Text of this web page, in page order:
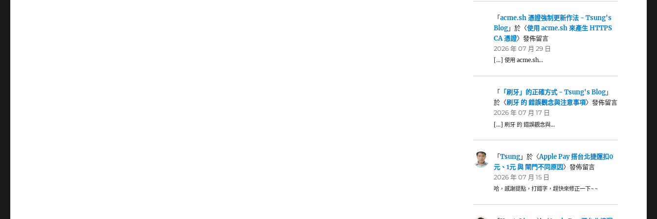
「acme.sh 憑證強制更新作法 - Tsung's
Blog」於〈使用 acme.sh 來產生 HTTPS
CA 憑證〉發佈留言
2026 年 07 月 29 日
[…] 使用 acme.sh…
「 「刷牙」的正確方式 - Tsung's Blog」
於〈刷牙 的 錯誤觀念與注意事項〉發佈留言
2026 年 07 月 17 日
[…] 刷牙 的 錯誤觀念與…
「Tsung」於〈Apple Pay 搭台北捷運扣0
元、1元 與 閘門不同原因〉發佈留言
2026 年 07 月 15 日
哈，感謝提點，打錯字，趕快來修正一下~~